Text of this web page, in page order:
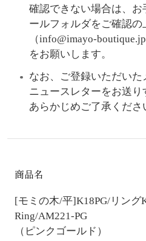
確認できない場合は、お
ールフォルダをご確認
（info@imayo-
をお願いします。
なお、ご登録いただいた
ニュースレターをお送り
あらかじめご了承くださ
商品名
[モミの木/平]K18PG/リング
Ring/AM221-PG
（ピンクゴールド）